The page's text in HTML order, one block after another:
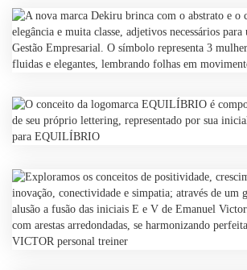
Projeto
Local:
Projeto
Local:
Ano
Projeto